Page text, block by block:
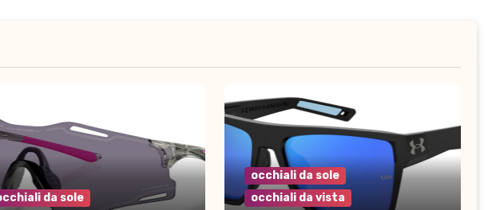
da sole
occhiali da sole
occhiali da vista